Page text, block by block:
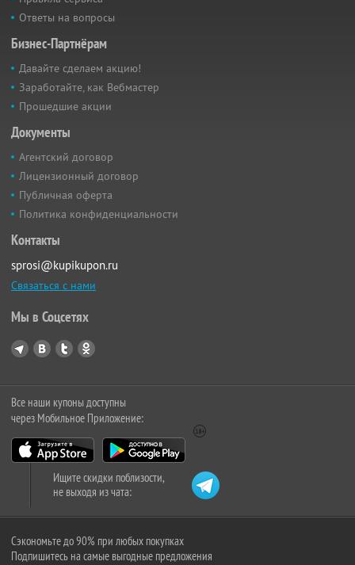
Ответы на вопросы
Бизнес-Партнёрам
Давайте сделаем акцию!
Заработайте, как Вебмастер
Прошедшие акции
Документы
Агентский договор
Лицензионный договор
Публичная оферта
Политика конфиденциальности
Контакты
sprosi@kupikupon.ru
Связаться с нами
Мы в Соцсетях
Все наши купоны доступны
через Мобильное Приложение:
Ищите скидки поблизости,
не выходя из чата:
Сэкономьте до 90% при любых покупках
Подпишитесь на самые выгодные предложения